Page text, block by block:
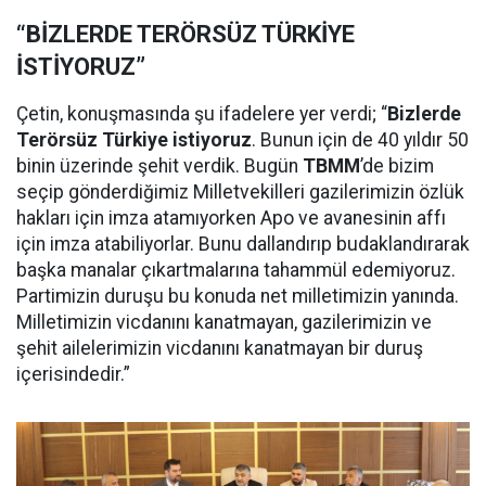
“BİZLERDE TERÖRSÜZ TÜRKİYE
İSTİYORUZ”
Çetin, konuşmasında şu ifadelere yer verdi; “Bizlerde
Terörsüz Türkiye istiyoruz. Bunun için de 40 yıldır 50
binin üzerinde şehit verdik. Bugün TBMM’de bizim
seçip gönderdiğimiz Milletvekilleri gazilerimizin özlük
hakları için imza atamıyorken Apo ve avanesinin affı
için imza atabiliyorlar. Bunu dallandırıp budaklandırarak
başka manalar çıkartmalarına tahammül edemiyoruz.
Partimizin duruşu bu konuda net milletimizin yanında.
Milletimizin vicdanını kanatmayan, gazilerimizin ve
şehit ailelerimizin vicdanını kanatmayan bir duruş
içerisindedir.”